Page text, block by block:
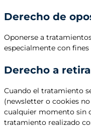
Derecho de
Oponerse a
especialmente con
Derecho a
Cuando el tratamiento
(newsletter o cookies
cualquier momento sin
tratamiento realizado